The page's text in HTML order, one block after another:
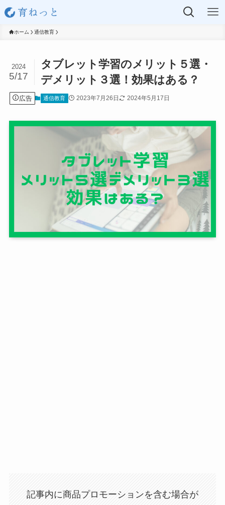
ホーム 通信教育
タブレット学習のメリット５選・
デメリット３選！効果はある？
2024
5/17
広告 通信教育 2023年7月26日 2024年5月17日
記事内に商品プロモーションを含む場合が